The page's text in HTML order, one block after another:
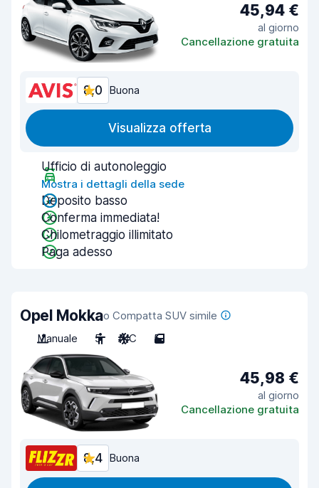
45,94 €
al giorno
Cancellazione gratuita
8,0 Buona
Visualizza offerta
Ufficio di autonoleggio
Mostra i dettagli della sede
Deposito basso
Conferma immediata!
Chilometraggio illimitato
Paga adesso
Opel Mokkao Compatta SUV simile
Manuale
5 A/C 5
45,98 €
al giorno
Cancellazione gratuita
8,4 Buona